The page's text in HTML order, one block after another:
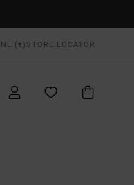
NL (€) STORE LOCATOR